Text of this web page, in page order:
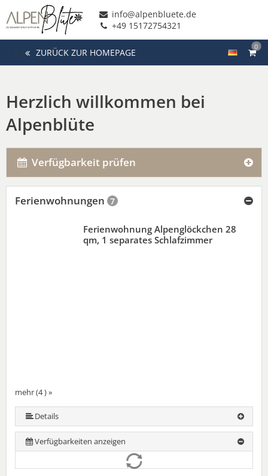
info@alpenbluete.de
+49 15172754321
0
ZURÜCK ZUR HOMEPAGE
Herzlich willkommen bei
Alpenblüte
Verfügbarkeit prüfen
Ferienwohnungen 7
mehr (4 ) »
Ferienwohnung Alpenglöckchen 28
qm, 1 separates Schlafzimmer
Details
Verfügbarkeiten anzeigen